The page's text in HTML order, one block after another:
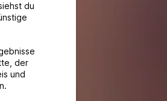
du
der
und